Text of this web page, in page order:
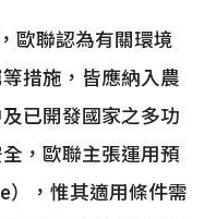
聯認為有關環境
措施，皆應納入農
已開發國家之多功
，歐聯主張運用預
），惟其適用條件需